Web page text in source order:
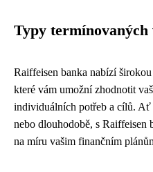
Typy termínovaných
Raiffeisen banka nabízí
které vám umožní zhodnotit
individuálních potřeb a cílů. Ať
nebo dlouhodobě, s Raiffeisen
na míru vašim finančním